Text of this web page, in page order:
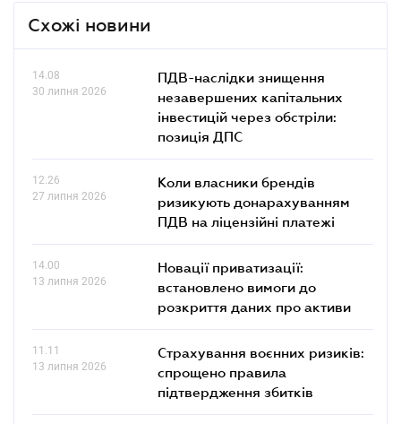
Схожі новини
14.08
30 липня 2026
ПДВ-наслідки знищення
незавершених капітальних
інвестицій через обстріли:
позиція ДПС
12.26
27 липня 2026
Коли власники брендів
ризикують донарахуванням
ПДВ на ліцензійні платежі
14.00
13 липня 2026
Новації приватизації:
встановлено вимоги до
розкриття даних про активи
11.11
13 липня 2026
Страхування воєнних ризиків:
спрощено правила
підтвердження збитків